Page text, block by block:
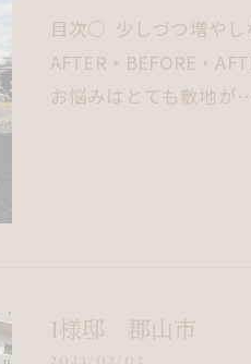
目次○ 少しづつ増やし
AFTER・BEFORE・
お悩みはとても敷地が
I様邸 郡山市
2023/02/02